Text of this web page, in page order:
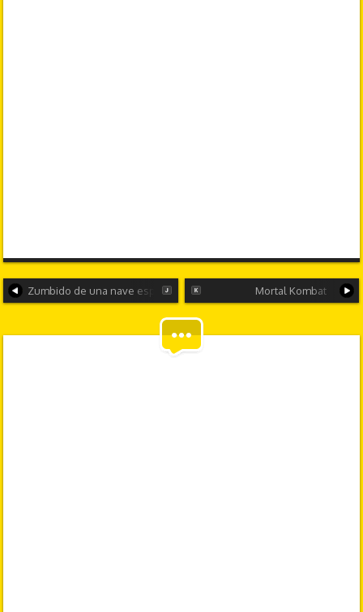
Zumbido de una nave espacial Mortal Kombat